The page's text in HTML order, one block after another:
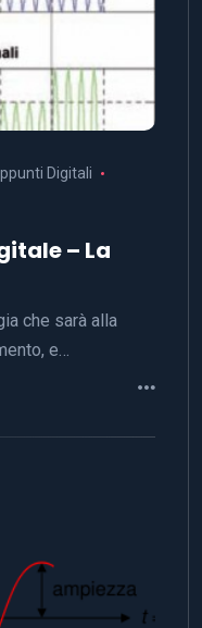
Digitali
– La
che sarà alla
e…